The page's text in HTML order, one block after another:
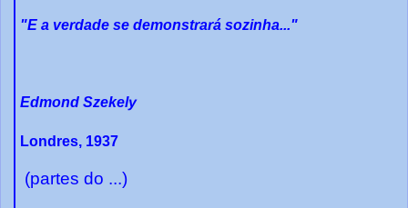
"E a verdade se demonstrará sozinha..."
Edmond Szekely
Londres, 1937
(partes do ...)